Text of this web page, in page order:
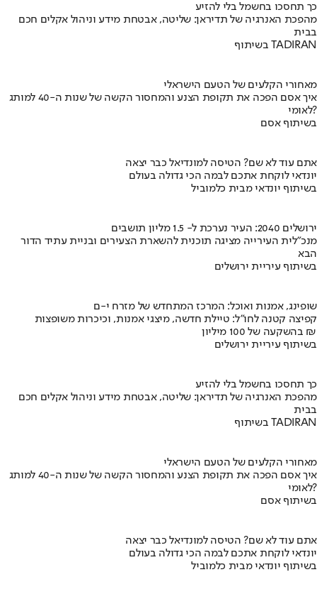
כך תחסכו בחשמל בלי להזיע
מהפכת האנרגיה של תדיראן: שליטה, אבטחת מידע וניהול אקלים חכם
בבית
בשיתוף TADIRAN
מאחורי הקלעים של הטעם הישראלי
איך אסם הפכה את תקופת הצנע והמחסור הקשה של שנות ה-40 למותג
לאומי?
בשיתוף אסם
אתם עוד לא שם? הטיסה למונדיאל כבר יצאה
יונדאי לוקחת אתכם לבמה הכי גדולה בעולם
בשיתוף יונדאי מבית כלמוביל
ירושלים 2040: העיר נערכת ל- 1.5 מליון תושבים
מנכ"לית העירייה מציגה תוכנית להשארת הצעירים ובניית עתיד הדור
הבא
בשיתוף עיריית ירושלים
שופינג, אמנות ואוכל: המרכז המתחדש של מזרח י-ם
קפיצה קטנה לחו"ל: טיילת חדשה, מיצגי אמנות, וכיכרות משופצות
בהשקעה של 100 מיליון ₪
בשיתוף עיריית ירושלים
כך תחסכו בחשמל בלי להזיע
מהפכת האנרגיה של תדיראן: שליטה, אבטחת מידע וניהול אקלים חכם
בבית
בשיתוף TADIRAN
מאחורי הקלעים של הטעם הישראלי
איך אסם הפכה את תקופת הצנע והמחסור הקשה של שנות ה-40 למותג
לאומי?
בשיתוף אסם
אתם עוד לא שם? הטיסה למונדיאל כבר יצאה
יונדאי לוקחת אתכם לבמה הכי גדולה בעולם
בשיתוף יונדאי מבית כלמוביל